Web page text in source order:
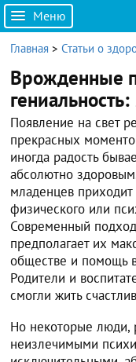
Меню
Главная >Статьи о
Врожденные
Появление на свет
прекрасных
иногда радость
абсолютно
младенцев
физического или
Современный
предполагает их
обществе и помощь
Родители и
смогли жить
Но некоторые люди,
неизлечимыми